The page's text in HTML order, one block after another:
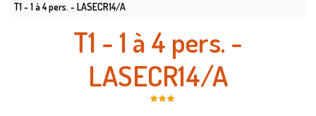
T1 - 1 à 4 pers. - LASECR14/A
T1 - 1 à 4 pers. -
LASECR14/A